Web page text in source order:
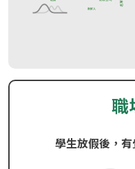
職
學生放假後，